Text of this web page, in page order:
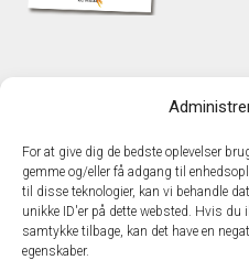
For at give dig de bedste oplevelser
gemme og/eller få adgang til
til disse teknologier, kan vi behandle
unikke ID'er på dette websted. Hvis
samtykke tilbage, kan det have en
egenskaber.
DK -
Telefon:
E-mail: